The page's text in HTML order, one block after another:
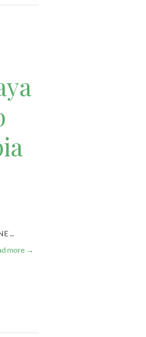
...
more →